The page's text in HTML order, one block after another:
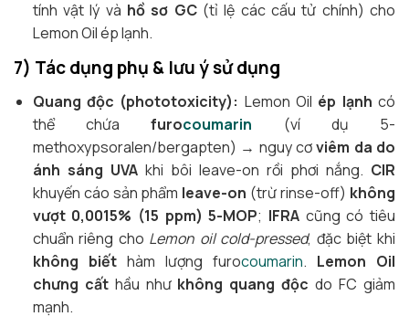
tính vật lý và hồ sơ GC(tỉ lệ các cấu tử chính) cho
Lemon Oil ép lạnh.
7) Tác dụng phụ & lưu ý sử dụng
Quang độc (phototoxicity): Lemon Oil ép lạnh có
thể chứafurocoumarin (ví dụ 5-
methoxypsoralen/bergapten) → nguy cơviêm da do
ánh sáng UVAkhi bôi leave-on rồi phơi nắng. CIR
khuyến cáo sản phẩm leave-on (trừ rinse-off) không
vượt 0,0015% (15 ppm) 5-MOP; IFRA cũng có tiêu
chuẩn riêng cho Lemon oil cold-pressed, đặc biệt khi
không biếthàm lượng furocoumarin. Lemon Oil
chưng cấthầu như không quang độc do FC giảm
mạnh.